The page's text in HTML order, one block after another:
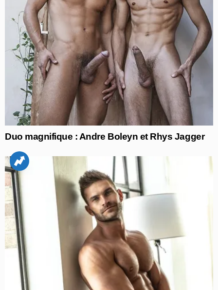
Duo magnifique : Andre Boleyn et Rhys Jagger